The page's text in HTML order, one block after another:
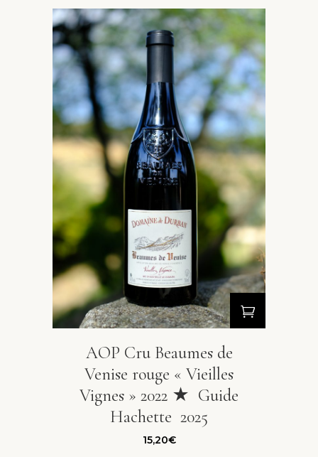
AOP Cru Beaumes de
Venise rouge « Vieilles
Vignes » 2022 ★ Guide
Hachette 2025
15,20€